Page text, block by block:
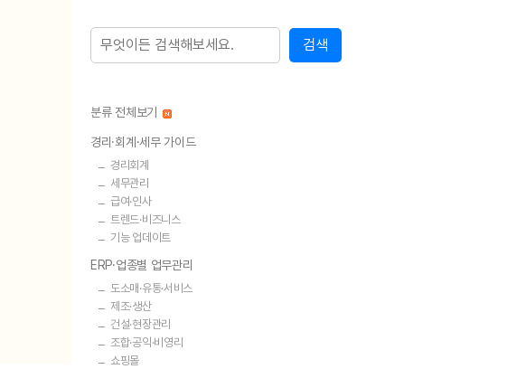
분류 전체보기
경리·회계·세무 가이드
경리회계
세무관리
급여·인사
트렌드·비즈니스
기능 업데이트
ERP·업종별 업무관리
도소매·유통·서비스
제조·생산
건설·현장관리
조합·공익·비영리
쇼핑몰